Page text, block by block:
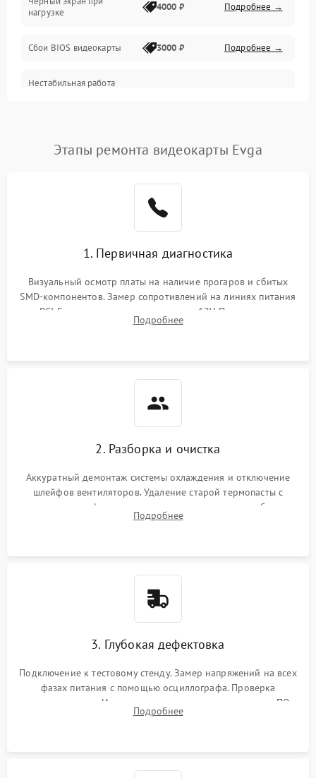
Электропитание
ПО
Электронные компоненты
Общие поломки
Механические повреждения
нагрузке
4000 ₽ Подробнее →
Сбои BIOS видеокарты 3000 ₽ Подробнее →
Нестабильная работа
Этапы ремонта видеокарты Evga
1. Первичная диагностика
Визуальный осмотр платы на наличие прогаров и сбитых
SMD-компонентов. Замер сопротивлений на линиях питания
PCI-E и дополнительных разъемах 12V. Проверка на
короткое замыкание основных дросселей питания GPU и
Подробнее
2. Разборка и очистка
Аккуратный демонтаж системы охлаждения и отключение
шлейфов вентиляторов. Удаление старой термопасты с
кристалла графического чипа и термопрокладок с банок
памяти и зоны VRM. Очистка платы от пыли и окислов.
Подробнее
3. Глубокая дефектовка
Подключение к тестовому стенду. Замер напряжений на всех
фазах питания с помощью осциллографа. Проверка
инициализации. Использование специализированного ПО
MATS
Подробнее